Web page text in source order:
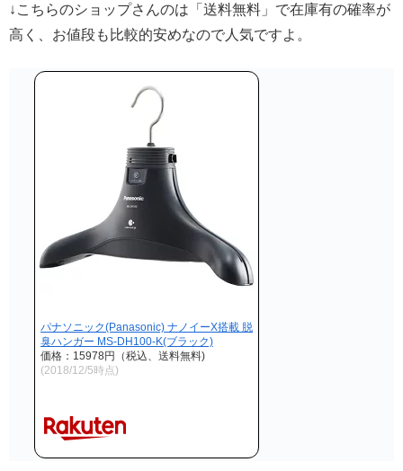
↓こちらのショップさんのは「送料無料」で在庫有の確率が
高く、お値段も比較的安めなので人気ですよ。
パナソニック(Panasonic) ナノイーX搭載 脱
臭ハンガー MS-DH100-K(ブラック)
価格：15978円（税込、送料無料)
(2018/12/5時点)